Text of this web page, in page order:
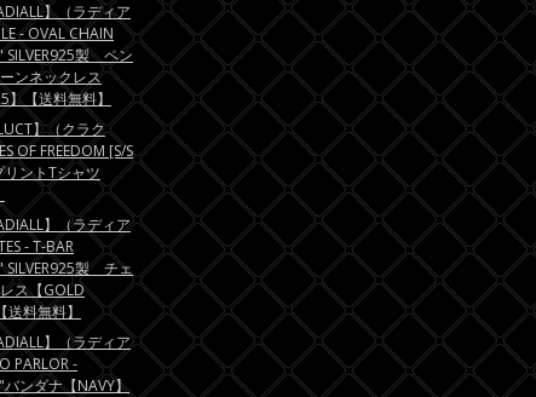
】（ラディア
- OVAL CHAIN
SILVER925製 ペン
ンネックレス
】【送料無料】
】（クラク
OF FREEDOM [S/S
リントTシャツ
】（ラディア
- T-BAR
SILVER925製 チェ
ス【GOLD
送料無料】
】（ラディア
PARLOR -
ンダナ【NAVY】